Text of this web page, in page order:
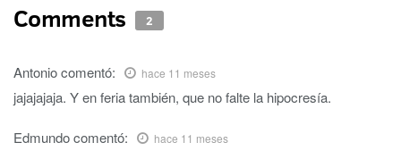
Comments 2
Antoniocomentó: hace 11 meses
jajajajaja. Y en feria también, que no falte la hipocresía.
Edmundocomentó: hace 11 meses